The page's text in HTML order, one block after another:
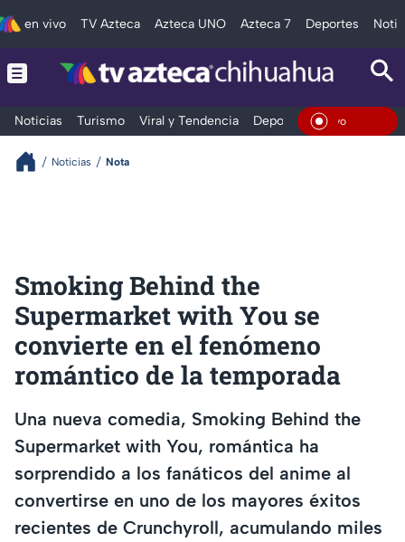
en vivo TV Azteca Azteca UNO Azteca 7 Deportes
Noticias Turismo Viral y Tendencia Deportes Espectáculos
En
Noticias Nota
Smoking Behind the
Supermarket with You se
convierte en el fenómeno
romántico de la temporada
Una nueva comedia, Smoking Behind the
Supermarket with You, romántica ha
sorprendido a los fanáticos del anime al
convertirse en uno de los mayores éxitos
recientes de Crunchyroll, acumulando miles